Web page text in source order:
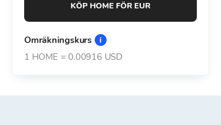
KÖP HOME FÖR EUR
Omräkningskurs
1 HOME = 0.00916 USD